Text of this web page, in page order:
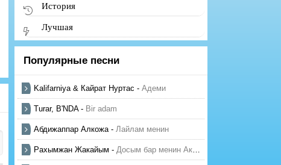
История
Лучшая
Популярные песни
Kalifarniya & Кайрат Нуртас - Адеми
Turar, B'NDA- Bir adam
Абдижаппар Алкожа- Лайлам менин
Рахымжан Жакайым - Досым бар менин Актауда